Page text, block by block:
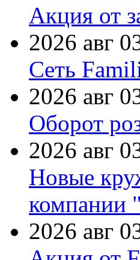
Акция от
2026 авг
Сеть
2026 авг
Оборот
2026 авг
Новые
компании
2026 авг